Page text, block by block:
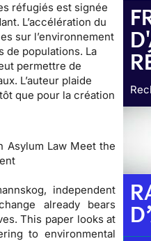
réfugiés est signée
L’accélération du
sur l’environnement
de populations. La
permettre de
L’auteur plaide
que pour la création
Asylum Law Meet the
independent
already bears
This paper looks at
to environmental